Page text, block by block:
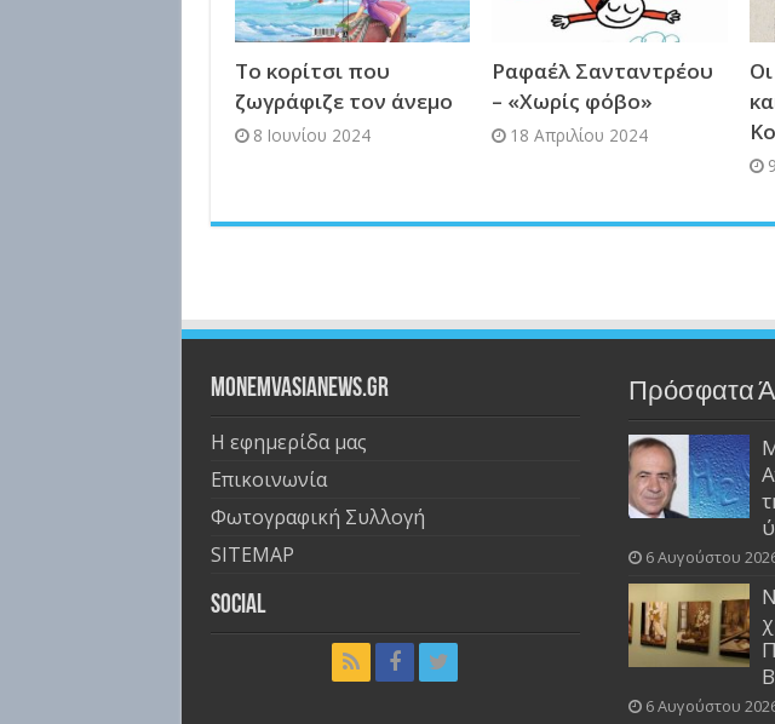
Το κορίτσι που
ζωγράφιζε τον άνεμο
8 Ιουνίου 2024
Ραφαέλ Σανταντρέου
– «Χωρίς φόβο»
18 Απριλίου 2024
Monemvasianews.gr
Η εφημερίδα μας
Επικοινωνία
Φωτογραφική Συλλογή
SITEMAP
Social
Πρόσφατα
6 Αυγούστου
6 Αυγούστου